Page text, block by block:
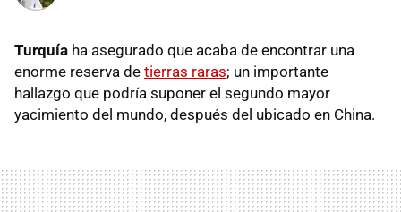
Turquía ha asegurado que acaba de encontrar una
enorme reserva de tierras raras; un importante
hallazgo que podría suponer el segundo mayor
yacimiento del mundo, después del ubicado en China.